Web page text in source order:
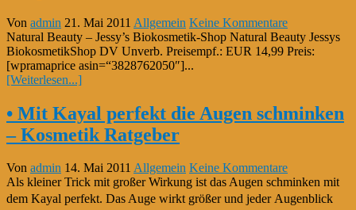
Von admin 21. Mai 2011 Allgemein Keine Kommentare
Natural Beauty – Jessy’s Biokosmetik-Shop Natural Beauty Jessys
BiokosmetikShop DV Unverb. Preisempf.: EUR 14,99 Preis:
[wpramaprice asin=“3828762050″]...
[Weiterlesen...]
• Mit Kayal perfekt die Augen schminken
– Kosmetik Ratgeber
Von admin 14. Mai 2011 Allgemein Keine Kommentare
Als kleiner Trick mit großer Wirkung ist das Augen schminken mit
dem Kayal perfekt. Das Auge wirkt größer und jeder Augenblick